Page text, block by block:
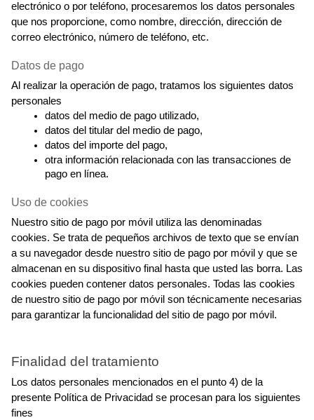
electrónico o por teléfono, procesaremos los datos personales
que nos proporcione, como nombre, dirección, dirección de
correo electrónico, número de teléfono, etc.
Datos de pago
Al realizar la operación de pago, tratamos los siguientes datos
personales
datos del medio de pago utilizado,
datos del titular del medio de pago,
datos del importe del pago,
otra información relacionada con las transacciones de
pago en línea.
Uso de cookies
Nuestro sitio de pago por móvil utiliza las denominadas
cookies. Se trata de pequeños archivos de texto que se envían
a su navegador desde nuestro sitio de pago por móvil y que se
almacenan en su dispositivo final hasta que usted las borra. Las
cookies pueden contener datos personales. Todas las cookies
de nuestro sitio de pago por móvil son técnicamente necesarias
para garantizar la funcionalidad del sitio de pago por móvil.
Finalidad del tratamiento
Los datos personales mencionados en el punto 4) de la
presente Política de Privacidad se procesan para los siguientes
fines